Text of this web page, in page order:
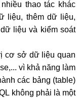
thao tác khác
liệu, thêm dữ liệu,
liệu và kiểm soát
cơ sở dữ liệu quan
vì khả năng làm
các bảng (table)
không phải là một